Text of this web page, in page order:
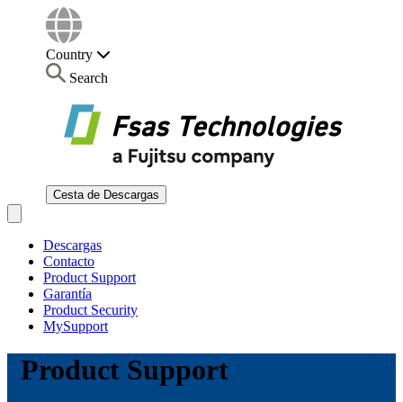
Country
Search
Cesta de Descargas
Descargas
Contacto
Product Support
Garantía
Product Security
MySupport
Product Support